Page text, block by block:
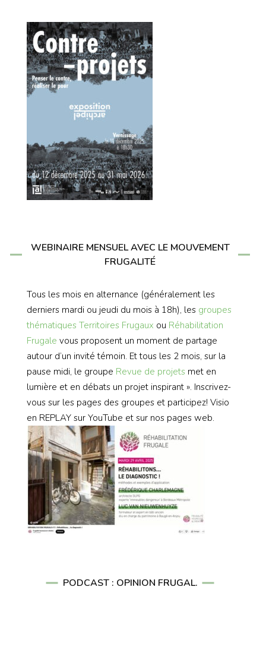
WEBINAIRE MENSUEL AVEC LE MOUVEMENT
FRUGALITÉ
Tous les mois en alternance (généralement les
derniers mardi ou jeudi du mois à 18h), les groupes
thématiques Territoires Frugaux ou Réhabilitation
Frugale vous proposent un moment de partage
autour d’un invité témoin. Et tous les 2 mois, sur la
pause midi, le groupe Revue de projets met en
lumière et en débats un projet inspirant ». Inscrivez-
vous sur les pages des groupes et participez! Visio
en REPLAY sur YouTube et sur nos pages web.
PODCAST : OPINION FRUGAL.